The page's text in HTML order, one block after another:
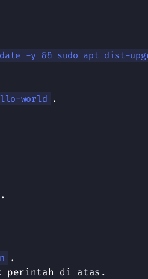
-y && sudo apt dist-
world .
.
perintah di atas.